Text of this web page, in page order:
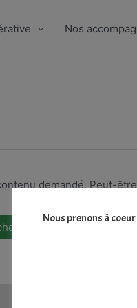
Nos
demandé. Peut-
Nous prenons à